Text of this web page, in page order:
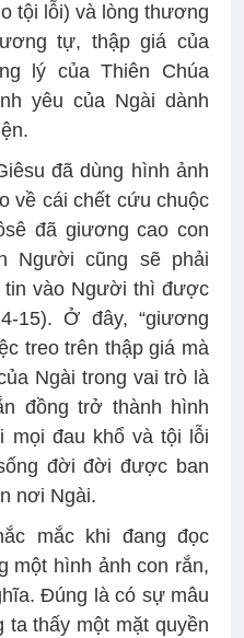
tội lỗi) và lòng thương
tự, thập giá của
lý của Thiên Chúa
yêu của Ngài dành
đã dùng hình ảnh
về cái chết cứu chuộc
đã giương cao con
Người cũng sẽ phải
vào Người thì được
15). Ở đây, “giương
treo trên thập giá mà
Ngài trong vai trò là
đồng trở thành hình
mọi đau khổ và tội lỗi
đời đời được ban
nơi Ngài.
mắc khi đang đọc
một hình ảnh con rắn,
Đúng là có sự mâu
ta thấy một mặt quyền